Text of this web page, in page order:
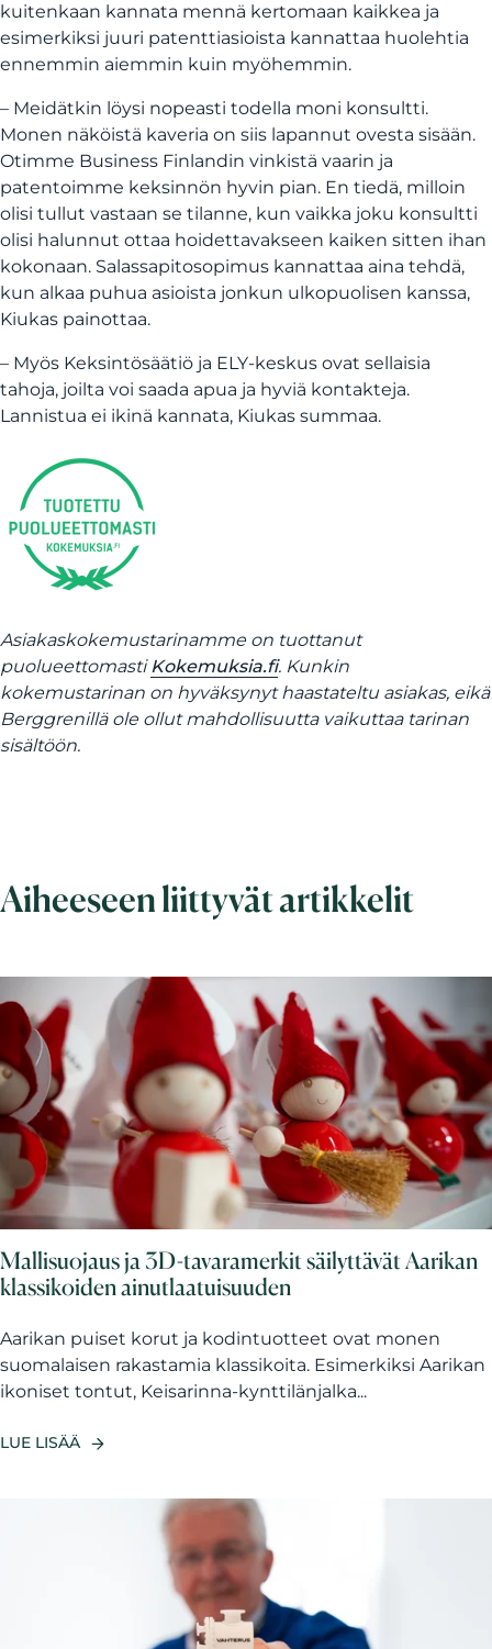
kuitenkaan kannata mennä kertomaan kaikkea ja
esimerkiksi juuri patenttiasioista kannattaa huolehtia
ennemmin aiemmin kuin myöhemmin.
– Meidätkin löysi nopeasti todella moni konsultti.
Monen näköistä kaveria on siis lapannut ovesta sisään.
Otimme Business Finlandin vinkistä vaarin ja
patentoimme keksinnön hyvin pian. En tiedä, milloin
olisi tullut vastaan se tilanne, kun vaikka joku konsultti
olisi halunnut ottaa hoidettavakseen kaiken sitten ihan
kokonaan. Salassapitosopimus kannattaa aina tehdä,
kun alkaa puhua asioista jonkun ulkopuolisen kanssa,
Kiukas painottaa.
– Myös Keksintösäätiö ja ELY-keskus ovat sellaisia
tahoja, joilta voi saada apua ja hyviä kontakteja.
Lannistua ei ikinä kannata, Kiukas summaa.
Asiakaskokemustarinamme on tuottanut
puolueettomastiKokemuksia.fi. Kunkin
kokemustarinan on hyväksynyt haastateltu asiakas, eikä
Berggrenillä ole ollut mahdollisuutta vaikuttaa tarinan
sisältöön.
Aiheeseen liittyvät artikkelit
Mallisuojaus ja 3D-tavaramerkit säilyttävät Aarikan
klassikoiden ainutlaatuisuuden
Aarikan puiset korut ja kodintuotteet ovat monen
suomalaisen rakastamia klassikoita. Esimerkiksi Aarikan
ikoniset tontut, Keisarinna-kynttilänjalka...
LUE LISÄÄ